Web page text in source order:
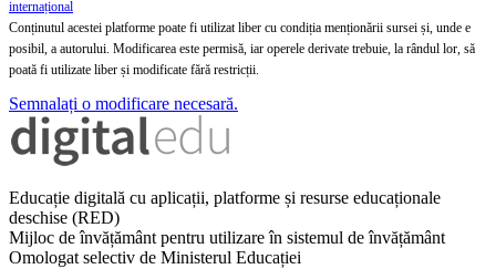
internațional
Conținutul acestei platforme poate fi utilizat liber cu condiția menționării sursei și, unde e
posibil, a autorului. Modificarea este permisă, iar operele derivate trebuie, la rândul lor, să
poată fi utilizate liber și modificate fără restricții.
Semnalați o modificare necesară.
Educație digitală cu aplicații, platforme și resurse educaționale
deschise (RED)
Mijloc de învățământ pentru utilizare în sistemul de învățământ
Omologat selectiv de Ministerul Educației